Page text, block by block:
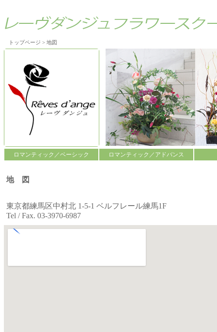
トップページ > 地図
ロマンティック／ベーシック ロマンティック／アドバンス
地 図
東京都練馬区中村北 1-5-1 ベルフレール練馬1F
Tel / Fax. 03-3970-6987